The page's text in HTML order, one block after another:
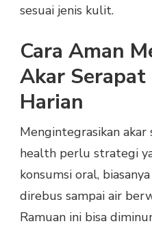
sesuai jenis kulit.
Cara Aman
Akar
Harian
Mengintegrasikan
health perlu strategi
konsumsi oral,
direbus sampai air
Ramuan ini bisa